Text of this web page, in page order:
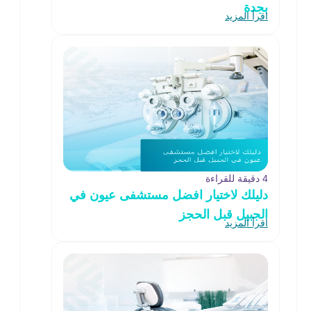
بجدة
اقرأ المزيد
4 دقيقة للقراءة
دليلك لاختيار افضل مستشفى عيون في
الجبيل قبل الحجز
اقرأ المزيد